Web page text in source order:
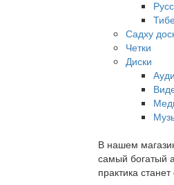
Садху
Четки
Диски
В нашем
самый богатый
практика